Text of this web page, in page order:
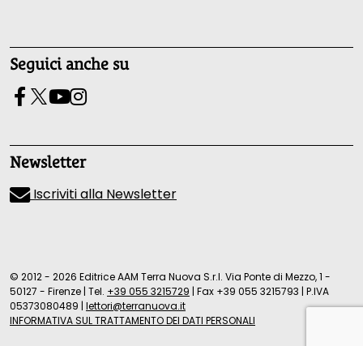
Seguici anche su
Newsletter
Iscriviti alla Newsletter
© 2012 - 2026 Editrice AAM Terra Nuova S.r.l. Via Ponte di Mezzo, 1 -
50127 - Firenze | Tel. +39 055 3215729 | Fax +39 055 3215793 | P.IVA
05373080489 | lettori@terranuova.it
INFORMATIVA SUL TRATTAMENTO DEI DATI PERSONALI